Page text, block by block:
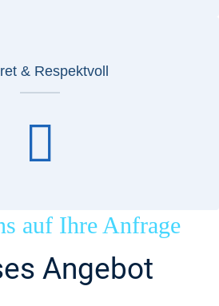
& Respektvoll
auf Ihre Anfrage
Angebot